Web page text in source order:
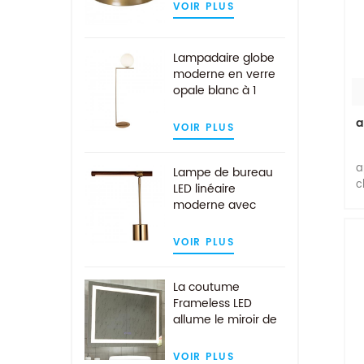
VOIR PLUS
Lampadaire globe
moderne en verre
opale blanc à 1
laiton
VOIR PLUS
Lampe de bureau
LED linéaire
moderne avec
de noyer en laiton
antique
VOIR PLUS
La coutume
Frameless LED
allume le miroir de
bains avec la
VOIR PLUS